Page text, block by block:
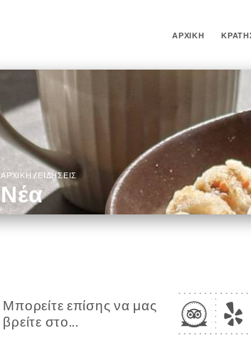
ΑΡΧΙΚΉ
ΑΡΧΙΚΉ/ ΕΙΔΉΣΕΙΣ
Νέα
Μπορείτε επίσης να μας
βρείτε στο...